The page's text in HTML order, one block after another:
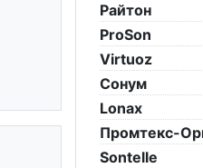
Райтон
ProSon
Virtuoz
Сонум
Lonax
Промтекс-
Sontelle